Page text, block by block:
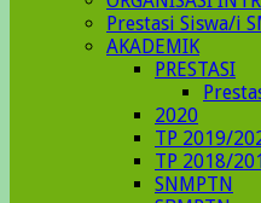
Prestasi Siswa/i
AKADEMIK
PRESTASI
2020
TP 2019/
TP 2018/
SNMPTN